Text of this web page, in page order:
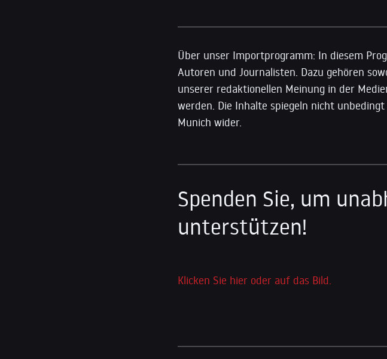
Über unser Importprogramm: In diesem
Autoren und Journalisten. Dazu gehören
unserer redaktionellen Meinung in der
werden. Die Inhalte spiegeln nicht
Munich wider.
Spenden Sie, um
unterstützen!
Klicken Sie hier oder auf das Bild.